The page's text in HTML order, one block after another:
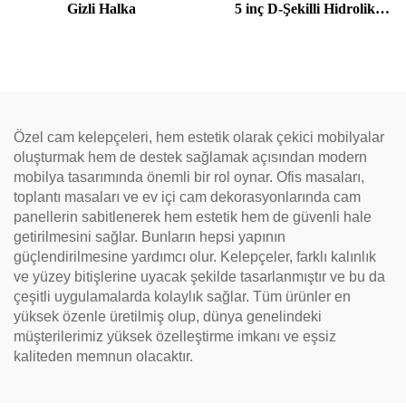
Gizli Halka
5 inç D-Şekilli Hidrolik
Özel cam kelepçeleri, hem estetik olarak çekici mobilyalar
oluşturmak hem de destek sağlamak açısından modern
mobilya tasarımında önemli bir rol oynar. Ofis masaları,
toplantı masaları ve ev içi cam dekorasyonlarında cam
panellerin sabitlenerek hem estetik hem de güvenli hale
getirilmesini sağlar. Bunların hepsi yapının
güçlendirilmesine yardımcı olur. Kelepçeler, farklı kalınlık
ve yüzey bitişlerine uyacak şekilde tasarlanmıştır ve bu da
çeşitli uygulamalarda kolaylık sağlar. Tüm ürünler en
yüksek özenle üretilmiş olup, dünya genelindeki
müşterilerimiz yüksek özelleştirme imkanı ve eşsiz
kaliteden memnun olacaktır.